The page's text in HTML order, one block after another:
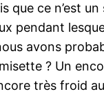
que ce n’est
pendant
avons
? Un
très froid